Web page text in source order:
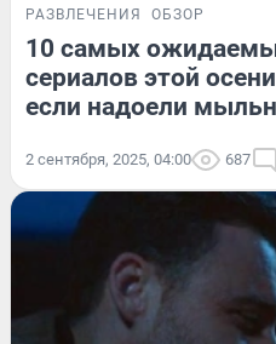
РАЗВЛЕЧЕНИЯ ОБЗОР
10 самых
сериалов этой
если надоели
2 сентября, 2025, 04:00 687